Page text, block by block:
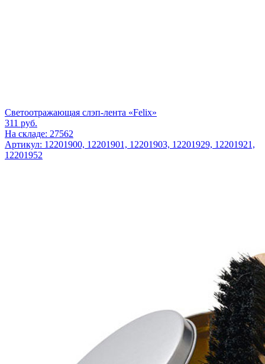
Светоотражающая слэп-лента «Felix»
311 руб.
На складе: 27562
Артикул: 12201900, 12201901, 12201903, 12201929, 12201921,
12201952